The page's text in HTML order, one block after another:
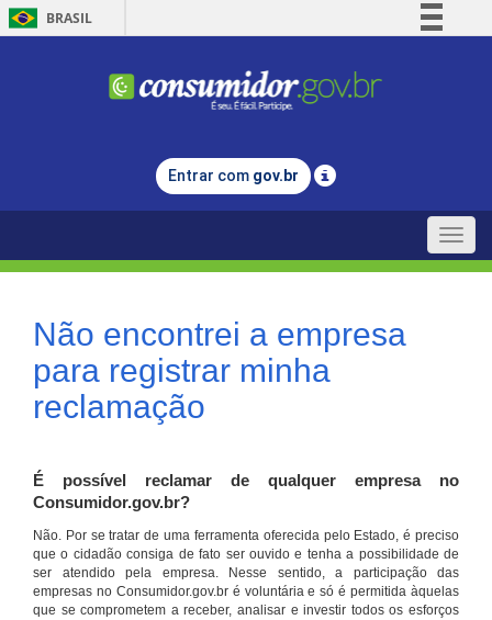
BRASIL
Comunica BR
Legislação
Entrar com gov.br
Toggle
Não encontrei a empresa
para registrar minha
reclamação
É possível reclamar de qualquer empresa no
Consumidor.gov.br?
Não. Por se tratar de uma ferramenta oferecida pelo Estado, é preciso
que o cidadão consiga de fato ser ouvido e tenha a possibilidade de
ser atendido pela empresa. Nesse sentido, a participação das
empresas no Consumidor.gov.br é voluntária e só é permitida àquelas
que se comprometem a receber, analisar e investir todos os esforços